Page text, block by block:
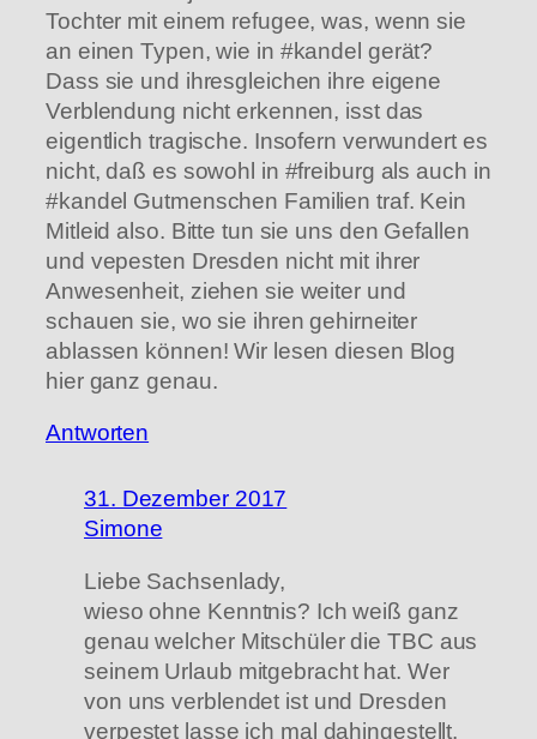
Tochter mit einem refugee, was, wenn sie
an einen Typen, wie in #kandel gerät?
Dass sie und ihresgleichen ihre eigene
Verblendung nicht erkennen, isst das
eigentlich tragische. Insofern verwundert es
nicht, daß es sowohl in #freiburg als auch in
#kandel Gutmenschen Familien traf. Kein
Mitleid also. Bitte tun sie uns den Gefallen
und vepesten Dresden nicht mit ihrer
Anwesenheit, ziehen sie weiter und
schauen sie, wo sie ihren gehirneiter
ablassen können! Wir lesen diesen Blog
hier ganz genau.
Antworten
31. Dezember 2017
Simone
Liebe Sachsenlady,
wieso ohne Kenntnis? Ich weiß ganz
genau welcher Mitschüler die TBC aus
seinem Urlaub mitgebracht hat. Wer
von uns verblendet ist und Dresden
verpestet lasse ich mal dahingestellt.